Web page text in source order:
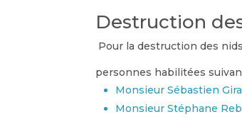
Destruction
Pour la destruction des
personnes habilitées
Monsieur Sébastien
Monsieur Stéphane